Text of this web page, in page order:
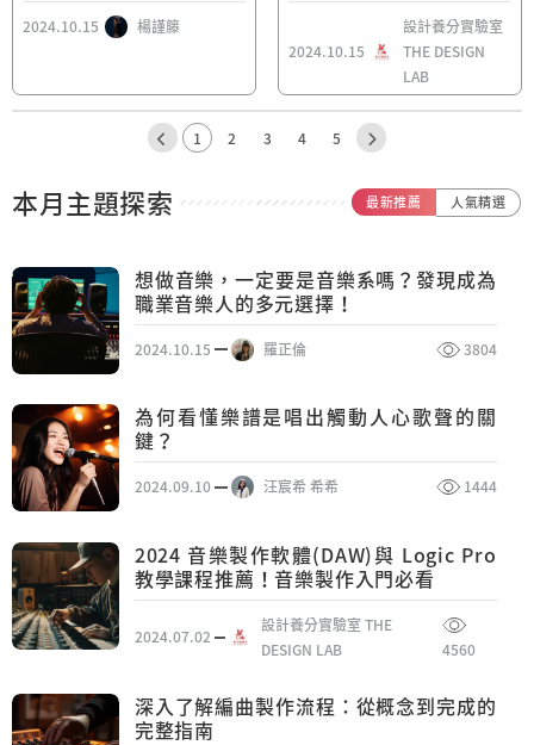
2024.10.15 楊謹籐
2024.10.15
設計養分實驗室
THE DESIGN
LAB
1 2 3 4 5
本月主題探索 最新推薦 人氣精選
想做音樂，一定要是音樂系嗎？發現成為
職業音樂人的多元選擇！
2024.10.15 羅正倫 3804
為何看懂樂譜是唱出觸動人心歌聲的關
鍵？
2024.09.10 汪宸希 希希 1444
2024 音樂製作軟體(DAW)與 Logic Pro
教學課程推薦！音樂製作入門必看
2024.07.02
設計養分實驗室 THE
DESIGN LAB
4560
深入了解編曲製作流程：從概念到完成的
完整指南